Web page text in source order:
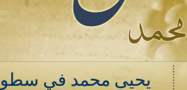
يحيى محمد في